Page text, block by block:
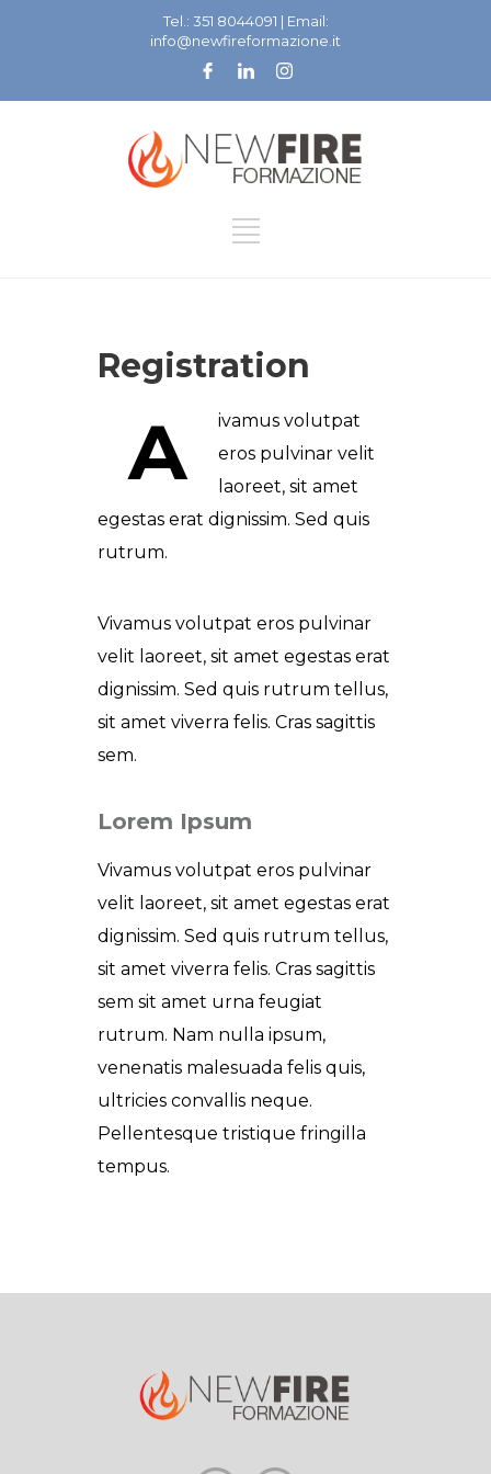
Tel.: 351 8044091 | Email:
info@newfireformazione.it
Registration
A
ivamus volutpat
eros pulvinar velit
laoreet, sit amet
egestas erat dignissim. Sed quis
rutrum.
Vivamus volutpat eros pulvinar
velit laoreet, sit amet egestas erat
dignissim. Sed quis rutrum tellus,
sit amet viverra felis. Cras sagittis
sem.
Lorem Ipsum
Vivamus volutpat eros pulvinar
velit laoreet, sit amet egestas erat
dignissim. Sed quis rutrum tellus,
sit amet viverra felis. Cras sagittis
sem sit amet urna feugiat
rutrum. Nam nulla ipsum,
venenatis malesuada felis quis,
ultricies convallis neque.
Pellentesque tristique fringilla
tempus.